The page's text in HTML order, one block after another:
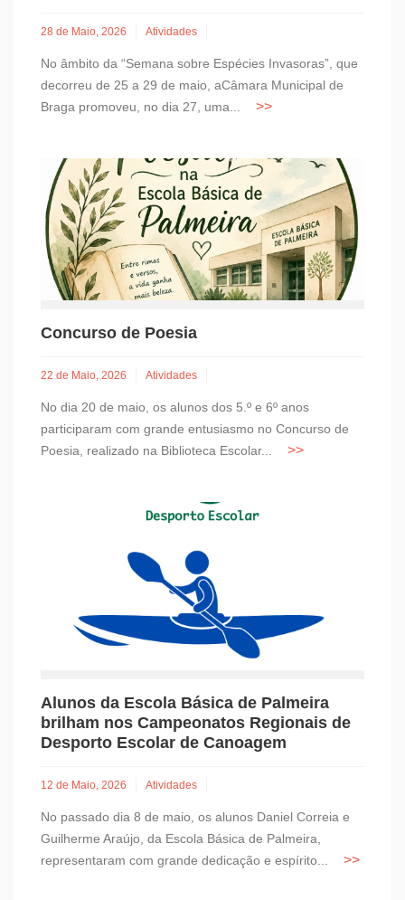
28 de Maio, 2026 Atividades
No âmbito da “Semana sobre Espécies Invasoras”, que
decorreu de 25 a 29 de maio, aCâmara Municipal de
Braga promoveu, no dia 27, uma...
Concurso de Poesia
22 de Maio, 2026 Atividades
No dia 20 de maio, os alunos dos 5.º e 6º anos
participaram com grande entusiasmo no Concurso de
Poesia, realizado na Biblioteca Escolar...
Alunos da Escola Básica de Palmeira
brilham nos Campeonatos Regionais de
Desporto Escolar de Canoagem
12 de Maio, 2026 Atividades
No passado dia 8 de maio, os alunos Daniel Correia e
Guilherme Araújo, da Escola Básica de Palmeira,
representaram com grande dedicação e espírito...